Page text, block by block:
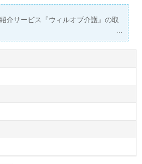
介サービス『ウィルオブ介護』の取
ご相談ください♪
職活動をサポートいたします。